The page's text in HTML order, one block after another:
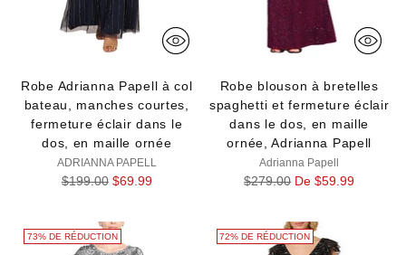
Robe Adrianna Papell à col
bateau, manches courtes,
fermeture éclair dans le
dos, en maille ornée
ADRIANNA PAPELL
Prix
$199.00 $69.99
Robe blouson à bretelles
spaghetti et fermeture éclair
dans le dos, en maille
ornée, Adrianna Papell
Adrianna Papell
Prix
$279.00 De $59.99
73% DE RÉDUCTION 72% DE RÉDUCTION